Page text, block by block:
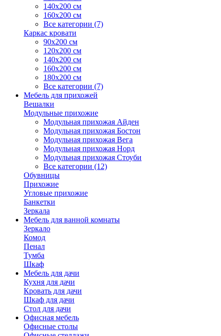
140х200 см
160х200 см
Все категории (7)
Каркас кровати
90х200 см
120х200 см
140х200 см
160х200 см
180х200 см
Все категории (7)
Мебель для прихожей
Вешалки
Модульные прихожие
Модульная прихожая Айден
Модульная прихожая Бостон
Модульная прихожая Вега
Модульная прихожая Норд
Модульная прихожая Стоуби
Все категории (12)
Обувницы
Прихожие
Угловые прихожие
Банкетки
Зеркала
Мебель для ванной комнаты
Зеркало
Комод
Пенал
Тумба
Шкаф
Мебель для дачи
Кухня для дачи
Кровать для дачи
Шкаф для дачи
Стол для дачи
Офисная мебель
Офисные столы